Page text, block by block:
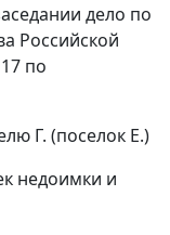
дело по
Российской
по
Г. (поселок Е.)
недоимки и